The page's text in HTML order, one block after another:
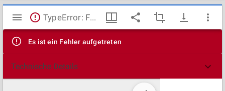
Mirador
Viewer
TypeError: Failed to fetch
Es ist ein Fehler aufgetreten
Technische Details